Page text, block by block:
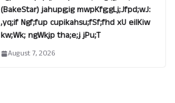
(BakeStar) jahupg;ig mwpKfg;gLj;Jfpd;wJ:
,yq;if Ngf;fup cupikahsu;fSf;fhd xU eilKiw
kw;Wk; ngWkjp tha;e;j jPu;T
August 7, 2026